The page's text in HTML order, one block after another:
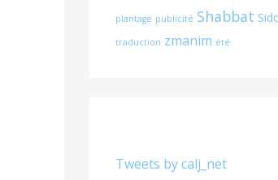
plantage publicité Shabbat
traduction zmanim été
Tweets by calj_net